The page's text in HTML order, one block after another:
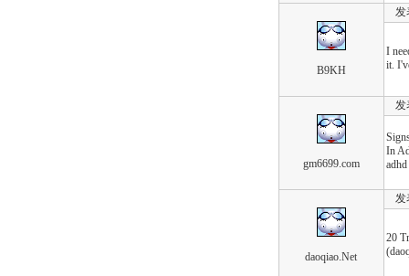
B9KH
发
I
it.
gm6699.com
发
In
daoqiao.Net
发
20